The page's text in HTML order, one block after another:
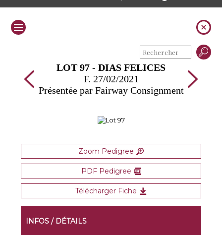
LOT 97 - DIAS FELICES
F. 27/02/2021
Présentée par Fairway Consignment
Zoom Pedigree
PDF Pedigree
Télécharger Fiche
INFOS / DÉTAILS